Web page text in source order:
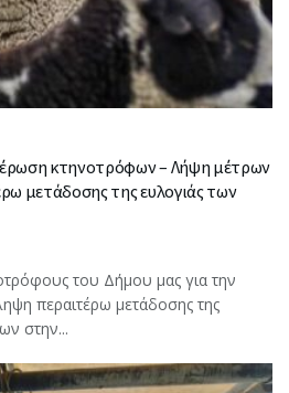
κτηνοτρόφων – Λήψη μέτρων
μετάδοσης της ευλογιάς των
του Δήμου μας για την
περαιτέρω μετάδοσης της
στην...